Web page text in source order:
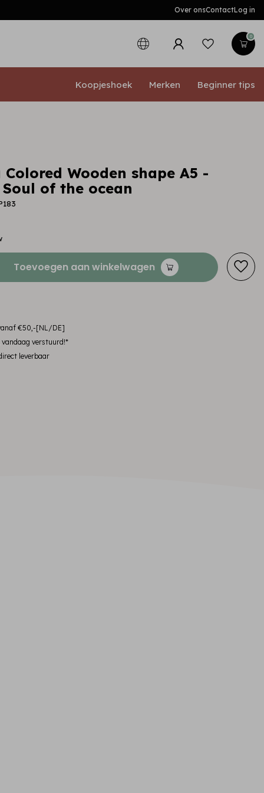
Over onsContactLog in
0
Koopjeshoek Merken Beginner tips
Wooden shape A5 -
of the ocean
Toevoegen aan winkelwagen
€50,-[NL/DE]
vandaag verstuurd!*
leverbaar